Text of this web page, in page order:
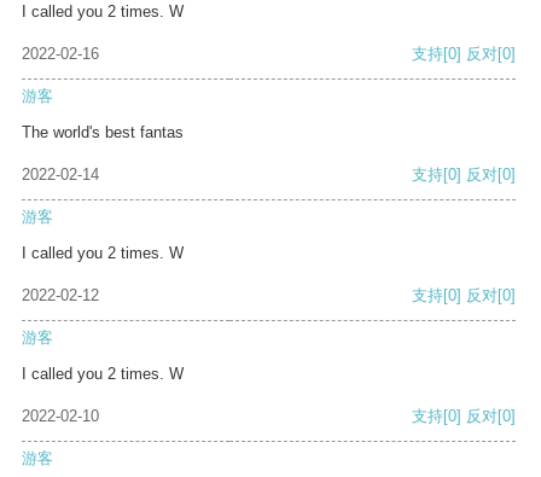
I called you 2 times. W
2022-02-16 支持[0] 反对[0]
游客
The world's best fantas
2022-02-14 支持[0] 反对[0]
游客
I called you 2 times. W
2022-02-12 支持[0] 反对[0]
游客
I called you 2 times. W
2022-02-10 支持[0] 反对[0]
游客